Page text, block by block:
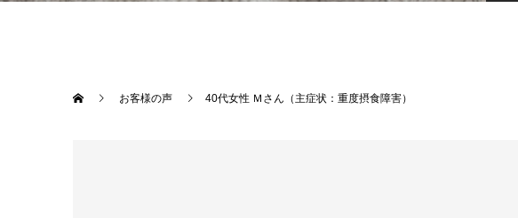
お客様の声 40代女性 Ｍさん（主症状：重度摂食障害）